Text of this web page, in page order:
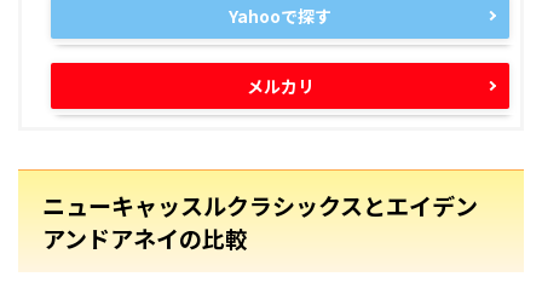
Yahooで探す
メルカリ
ニューキャッスルクラシックスとエイデン
アンドアネイの比較